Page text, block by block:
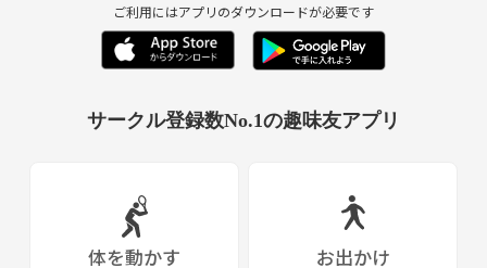
ご利用にはアプリのダウンロードが必要です
サークル登録数No.1の趣味友アプリ
体を動かす お出かけ